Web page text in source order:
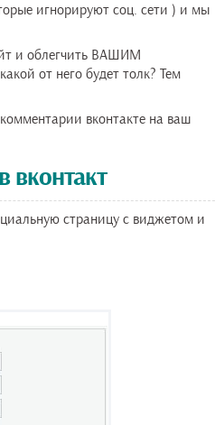
игнорируют соц. сети ) и мы
и облегчить ВАШИМ
от него будет толк? Тем
вконтакте на ваш
страницу с виджетом и